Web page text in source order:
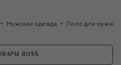
Мужская одежда Поло для мужчин
BOSS